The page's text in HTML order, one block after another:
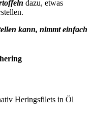
dazu, etwas
kann, nimmt einfach
Heringsfilets in Öl